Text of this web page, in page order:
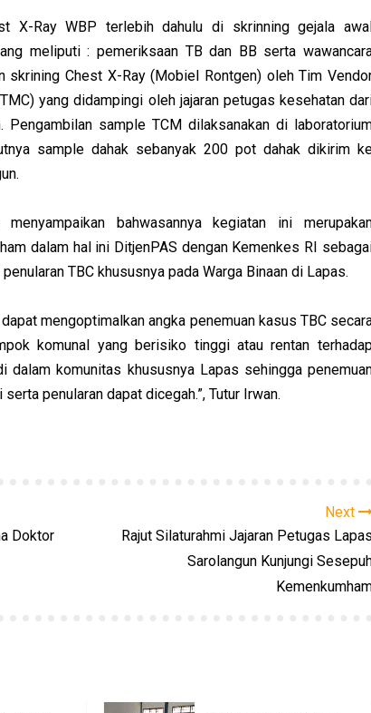
X-Ray WBP terlebih dahulu di skrinning gejala
meliputi : pemeriksaan TB dan BB serta
skrining Chest X-Ray (Mobiel Rontgen) oleh Tim
yang didampingi oleh jajaran petugas kesehatan
Pengambilan sample TCM dilaksanakan di
sample dahak sebanyak 200 pot dahak dikirim
menyampaikan bahwasannya kegiatan ini
dalam hal ini DitjenPAS dengan Kemenkes RI
TBC khususnya pada Warga Binaan di Lapas.
mengoptimalkan angka penemuan kasus TBC
komunal yang berisiko tinggi atau rentan
dalam komunitas khususnya Lapas sehingga
penularan dapat dicegah.”, Tutur Irwan.
Next
Rajut Silaturahmi Jajaran Petugas Lapas
Sarolangun Kunjungi
Doktor